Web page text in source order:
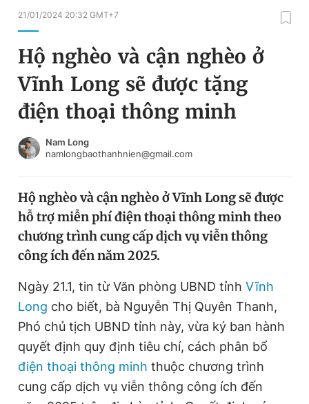
Chuyên mục
Chuyên mục khác
Chào ngày mới
Video Magazine
Sản phẩm khác
Tiện ích Bạn cần biết
Thông tin tòa soạn Liên hệ quảng cáo
Đổi mật khẩu
Tin đã lưu
Tin đã xem
Đăng xuất
21/01/2024 20:32 GMT+7
Hộ nghèo và cận nghèo ở
Vĩnh Long sẽ được tặng
điện thoại thông minh
Nam Long
namlongbaothanhnien@gmail.com
Hộ nghèo và cận nghèo ở Vĩnh Long sẽ được
hỗ trợ miễn phí điện thoại thông minh theo
chương trình cung cấp dịch vụ viễn thông
công ích đến năm 2025.
Ngày 21.1, tin từ Văn phòng UBND tỉnh Vĩnh
Long cho biết, bà Nguyễn Thị Quyên Thanh,
Phó chủ tịch UBND tỉnh này, vừa ký ban hành
quyết định quy định tiêu chí, cách phân bổ
điện thoại thông minh thuộc chương trình
cung cấp dịch vụ viễn thông công ích đến